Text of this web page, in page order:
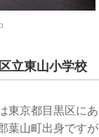
立東山小学校
東京都目黒区に
葉山町出身です